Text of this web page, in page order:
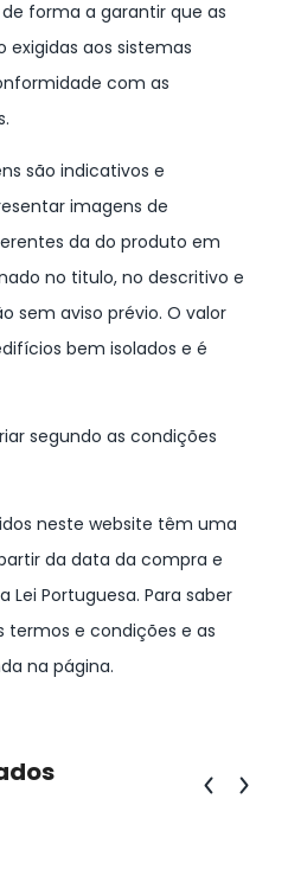
forma a garantir que as
aos sistemas
com as
são indicativos e
imagens de
da do produto em
no titulo, no descritivo e
sem aviso prévio. O valor
bem isolados e é
segundo as condições
neste website têm uma
da data da compra e
Portuguesa. Para saber
termos e condições e as
na página.